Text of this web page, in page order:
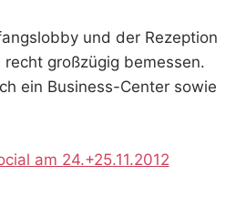
und der Rezeption
großzügig bemessen.
ein Business-Center sowie